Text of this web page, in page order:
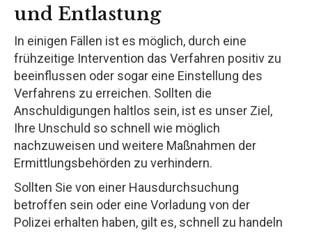
und Entlastung
In einigen Fällen ist es möglich, durch eine
frühzeitige Intervention das Verfahren positiv zu
beeinflussen oder sogar eine Einstellung des
Verfahrens zu erreichen. Sollten die
Anschuldigungen haltlos sein, ist es unser Ziel,
Ihre Unschuld so schnell wie möglich
nachzuweisen und weitere Maßnahmen der
Ermittlungsbehörden zu verhindern.
Sollten Sie von einer Hausdurchsuchung
betroffen sein oder eine Vorladung von der
Polizei erhalten haben, gilt es, schnell zu handeln